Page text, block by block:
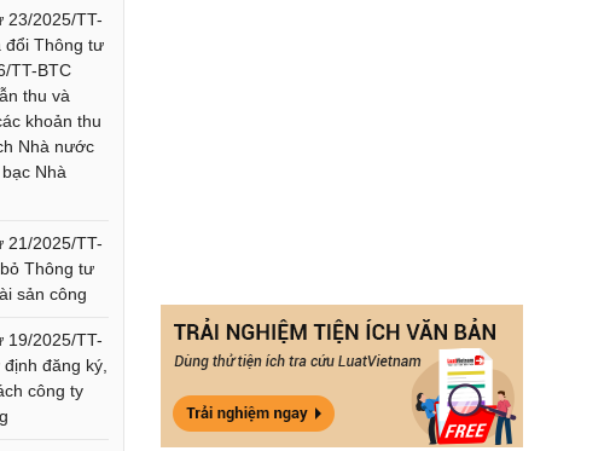
23/2025/TT-
đổi Thông tư
TT-BTC
thu và
khoản thu
Nhà nước
Nhà
21/2025/TT-
Thông tư
sản công
19/2025/TT-
đăng ký,
công ty